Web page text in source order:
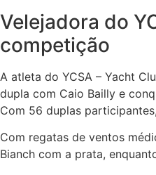
Velejadora do
competição
A atleta do YCSA – Yacht
dupla com Caio Bailly e
Com 56 duplas
Com regatas de ventos
Bianch com a prata,